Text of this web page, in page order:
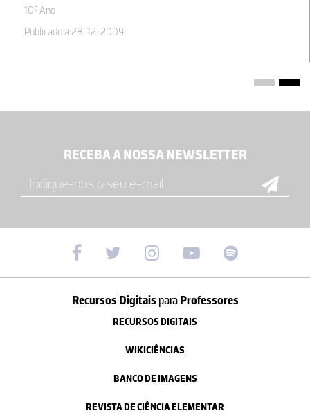
10º Ano
Publicado a 28-12-2009
RECEBA A NOSSA NEWSLETTER
Recursos Digitais paraProfessores
RECURSOS DIGITAIS
WIKICIÊNCIAS
BANCO DE IMAGENS
REVISTA DE CIÊNCIA ELEMENTAR